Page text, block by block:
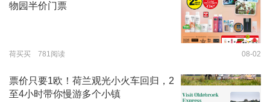
物园半价门票
荷买买 781阅读 08-02
票价只要1欧！荷兰观光小火车回归，2
至4小时带你慢游多个小镇